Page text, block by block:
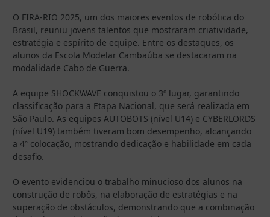
O FIRA-RIO 2025, um dos maiores eventos de robótica do
Brasil, reuniu jovens talentos que mostraram criatividade,
estratégia e espírito de equipe. Entre os destaques, os
alunos da Escola Modelar Cambaúba se destacaram na
modalidade Cabo de Guerra.
A equipe SHOCKWAVE conquistou o 3º lugar, garantindo
classificação para a Etapa Nacional, que será realizada em
São Paulo. As equipes AUTOBOTS (nível U14) e CYBERLORDS
(nível U19) também tiveram bom desempenho, alcançando
a 4ª colocação, mostrando dedicação e habilidade em cada
desafio.
O evento evidenciou o trabalho minucioso dos alunos na
construção de robôs, na elaboração de estratégias e na
superação de obstáculos, demonstrando que a combinação